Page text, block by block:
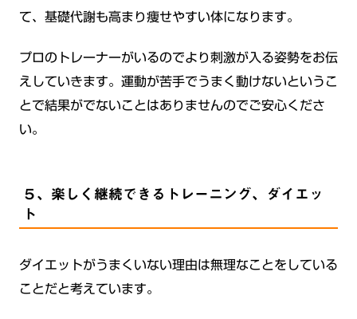
て、基礎代謝も高まり痩せやすい体になります。
プロのトレーナーがいるのでより刺激が入る姿勢をお伝
えしていきます。運動が苦手でうまく動けないというこ
とで結果がでないことはありませんのでご安心くださ
い。
５、楽しく継続できるトレーニング、ダイエッ
ト
ダイエットがうまくいない理由は無理なことをしている
ことだと考えています。